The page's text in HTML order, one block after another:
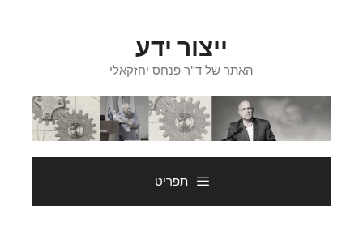
ייצור ידע
האתר של ד"ר פנחס יחזקאלי
תפריט